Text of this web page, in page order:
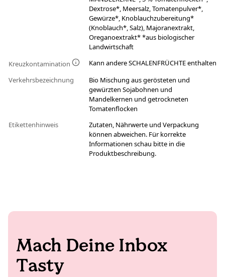
Dextrose*, Meersalz, Tomatenpulver*,
Gewürze*, Knoblauchzubereitung*
(Knoblauch*, Salz), Majoranextrakt,
Oreganoextrakt* *aus biologischer
Landwirtschaft
Kreuzkontamination
Kann andere SCHALENFRÜCHTE enthalten
Verkehrsbezeichnung
Bio Mischung aus gerösteten und
gewürzten Sojabohnen und
Mandelkernen und getrockneten
Tomatenflocken
Etikettenhinweis
Zutaten, Nährwerte und Verpackung
können abweichen. Für korrekte
Informationen schau bitte in die
Produktbeschreibung.
Mach Deine Inbox
Tasty